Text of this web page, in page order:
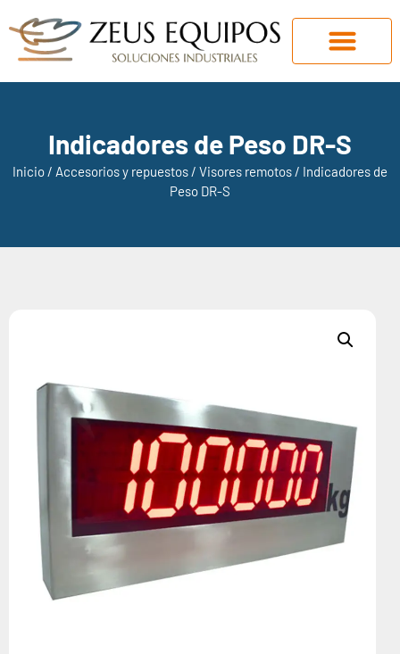
Indicadores de Peso DR-S
Inicio / Accesorios y repuestos / Visores remotos / Indicadores de
Peso DR-S